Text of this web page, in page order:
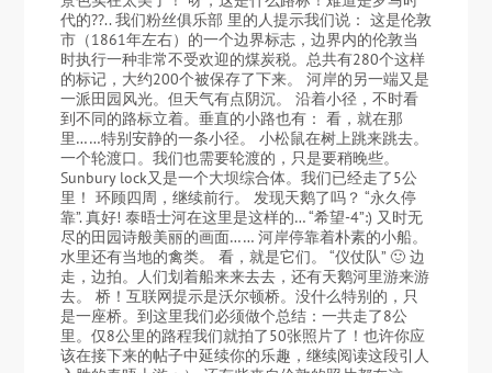
代的??.. 我们粉丝俱乐部 里的人提示我们说： 这是伦敦
市（1861年左右）的一个边界标志，边界内的伦敦当
时执行一种非常不受欢迎的煤炭税。总共有280个这样
的标记，大约200个被保存了下来。 河岸的另一端又是
一派田园风光。但天气有点阴沉。 沿着小径，不时看
到不同的路标立着。垂直的小路也有： 看，就在那
里……特别安静的一条小径。 小松鼠在树上跳来跳去。
一个轮渡口。我们也需要轮渡的，只是要稍晚些。
Sunbury lock又是一个大坝综合体。我们已经走了5公
里！ 环顾四周，继续前行。 发现天鹅了吗？ “永久停
靠”. 真好! 泰晤士河在这里是这样的… “希望-4”:) 又时无
尽的田园诗般美丽的画面…… 河岸停靠着朴素的小船。
水里还有当地的禽类。 看，就是它们。 “仪仗队” 🙂 边
走，边拍。人们划着船来来去去，还有天鹅河里游来游
去。 桥！互联网提示是沃尔顿桥。没什么特别的，只
是一座桥。到这里我们必须做个总结：一共走了8公
里。仅8公里的路程我们就拍了50张照片了！也许你应
该在接下来的帖子中延续你的乐趣，继续阅读这段引人